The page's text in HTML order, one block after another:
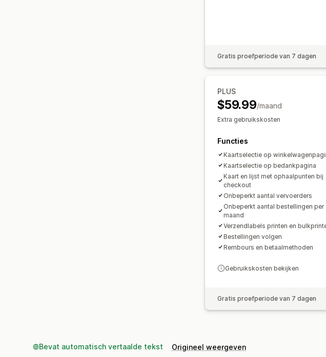
Gratis proefperiode van 7 dagen
PLUS
$59.99/maand
Extra gebruikskosten
Functies
Kaartselectie op
Kaartselectie op bedankpagina
Kaart en lijst met ophaalpunten bij
checkout
Onbeperkt aantal vervoerders
Onbeperkt aantal bestellingen per
maand
Verzendlabels printen en
Bestellingen volgen
Rembours en betaalmethoden
Gebruikskosten bekijken
Gratis proefperiode van 7 dagen
Bevat automatisch vertaalde tekst Origineel weergeven